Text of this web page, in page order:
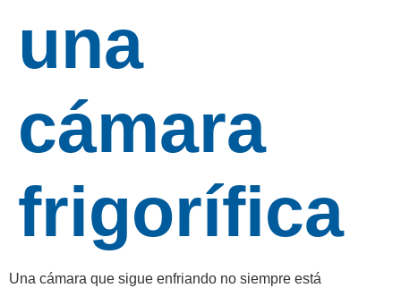
una
cámara
frigorífica
Una cámara que sigue enfriando no siempre está